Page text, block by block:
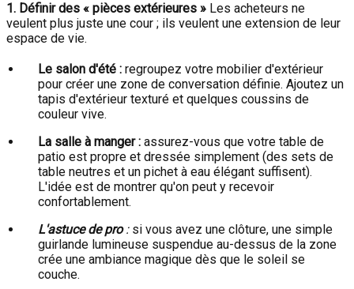
1. Définir des « pièces extérieures » Les acheteurs ne
veulent plus juste une cour ; ils veulent une extension de leur
espace de vie.
Le salon d'été : regroupez votre mobilier d'extérieur
pour créer une zone de conversation définie. Ajoutez un
tapis d'extérieur texturé et quelques coussins de
couleur vive.
La salle à manger : assurez-vous que votre table de
patio est propre et dressée simplement (des sets de
table neutres et un pichet à eau élégant suffisent).
L'idée est de montrer qu'on peut y recevoir
confortablement.
L'astuce de pro:si vous avez une clôture, une simple
guirlande lumineuse suspendue au-dessus de la zone
crée une ambiance magique dès que le soleil se
couche.